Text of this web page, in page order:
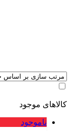
کالاهای موجود
ناموجود